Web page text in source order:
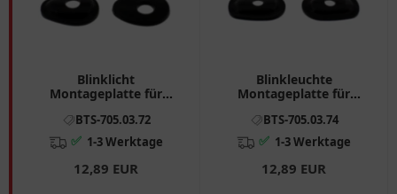
Blinklicht
Montageplatte für
BTS-705.03.72
✅ 1-3 Werktage
12,89 EUR
Blinkleuchte
Montageplatte für
BTS-705.03.74
✅ 1-3 Werktage
12,89 EUR